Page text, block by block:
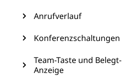
Anrufverlauf
Konferenzschaltungen
Team-Taste und Belegt-
Anzeige